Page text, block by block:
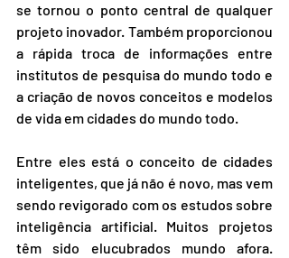
se tornou o ponto central de qualquer
projeto inovador. Também proporcionou
a rápida troca de informações entre
institutos de pesquisa do mundo todo e
a criação de novos conceitos e modelos
de vida em cidades do mundo todo.
Entre eles está o conceito de cidades
inteligentes, que já não é novo, mas vem
sendo revigorado com os estudos sobre
inteligência artificial. Muitos projetos
têm sido elucubrados mundo afora.